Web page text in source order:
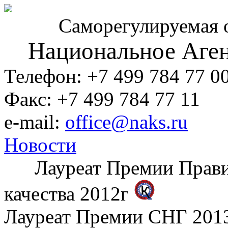
Саморегулируемая
Национальное
Телефон: +7 499 784 77
Факс: +7 499 784 77 11
e-mail: office@naks.ru
Новости
Лауреат Премии
качества 2012г
Лауреат Премии СНГ